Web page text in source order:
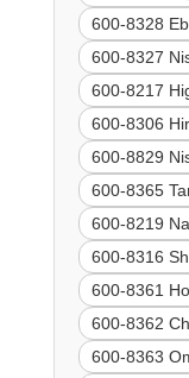
600-8328
600-8327
600-8217
600-8306
600-8829
600-8365
600-8219
600-8316
600-8361
600-8362
600-8363